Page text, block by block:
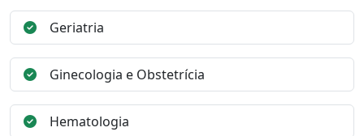
Geriatria
Ginecologia e Obstetrícia
Hematologia